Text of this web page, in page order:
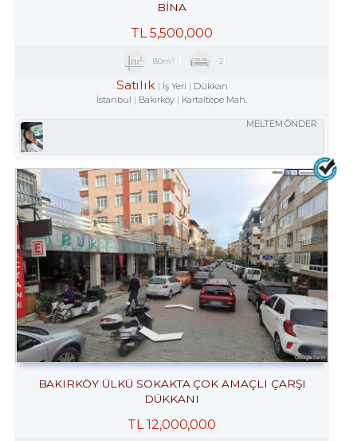
BİNA
TL5,500,000
80m² 2
Satılık İş Yeri
Dükkan
İstanbul
Bakırköy Kartaltepe Mah.
MELTEM ÖNDER
BAKIRKÖY ÜLKÜ SOKAKTA ÇOK AMAÇLI ÇARŞI
DÜKKANI
TL 12,000,000